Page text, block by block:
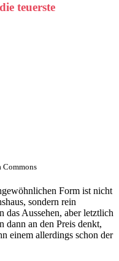
teuerste
Commons
Form ist nicht
sondern rein
das Aussehen, aber letztlich
dann an den Preis denkt,
einem allerdings schon der